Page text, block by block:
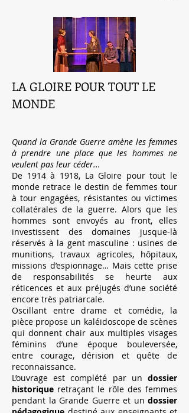
LA GLOIRE POUR TOUT LE
MONDE
Quand la Grande Guerre amène les femmes
à prendre une place que les hommes ne
veulent pas leur céder...
De 1914 à 1918, La Gloire pour tout le
monde retrace le destin de femmes tour
à tour engagées, résistantes ou victimes
collatérales de la guerre. Alors que les
hommes sont envoyés au front, elles
investissent des domaines jusque-là
réservés à la gent masculine : usines de
munitions, travaux agricoles, hôpitaux,
missions d’espionnage… Mais cette prise
de responsabilités se heurte aux
réticences et aux préjugés d’une société
encore très patriarcale.
Oscillant entre drame et comédie, la
pièce propose un kaléidoscope de scènes
qui donnent chair aux multiples visages
féminins d’une époque bouleversée,
entre courage, dérision et quête de
reconnaissance.
L’ouvrage est complété par un dossier
historique retraçant le rôle des femmes
pendant la Grande Guerre et un dossier